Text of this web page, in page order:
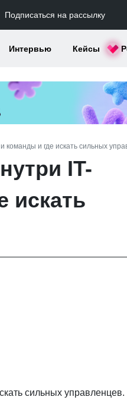
Подписаться на рассылку
Интервью Кейсы
команды и где искать сильных
IT-
искать
сильных управленцев.